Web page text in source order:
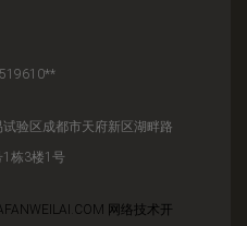
验区成都市天府新区湖畔路
栋3楼1号
网络技术开